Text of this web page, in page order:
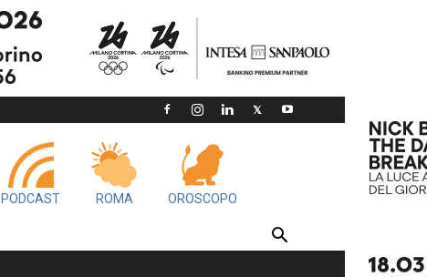
PODCAST ROMA OROSCOPO